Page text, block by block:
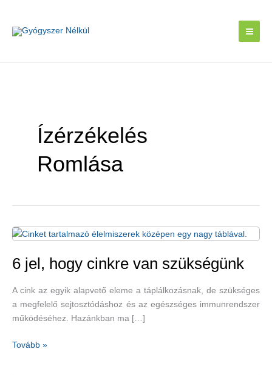
content
Ízérzékelés
Romlása
6 jel, hogy cinkre van szükségünk
A cink az egyik alapvető eleme a táplálkozásnak, de szükséges
a megfelelő sejtosztódáshoz és az egészséges immunrendszer
működéséhez. Hazánkban ma […]
6
Tovább »